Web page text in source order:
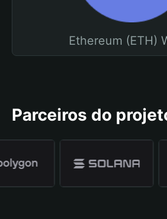
Ethereum (ETH)
Parceiros do